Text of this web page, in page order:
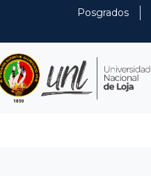
Posgrados